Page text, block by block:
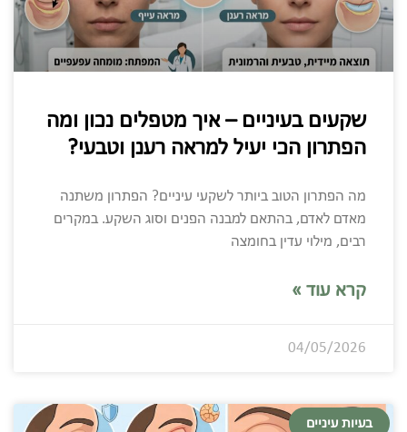
שקעים בעיניים – איך מטפלים נכון ומה
הפתרון הכי יעיל למראה רענן וטבעי?
מה הפתרון הטוב ביותר לשקעי עיניים? הפתרון משתנה
מאדם לאדם, בהתאם למבנה הפנים וסוג השקע. במקרים
רבים, מילוי עדין בחומצה
קרא עוד »
04/05/2026
בעיות עיניים